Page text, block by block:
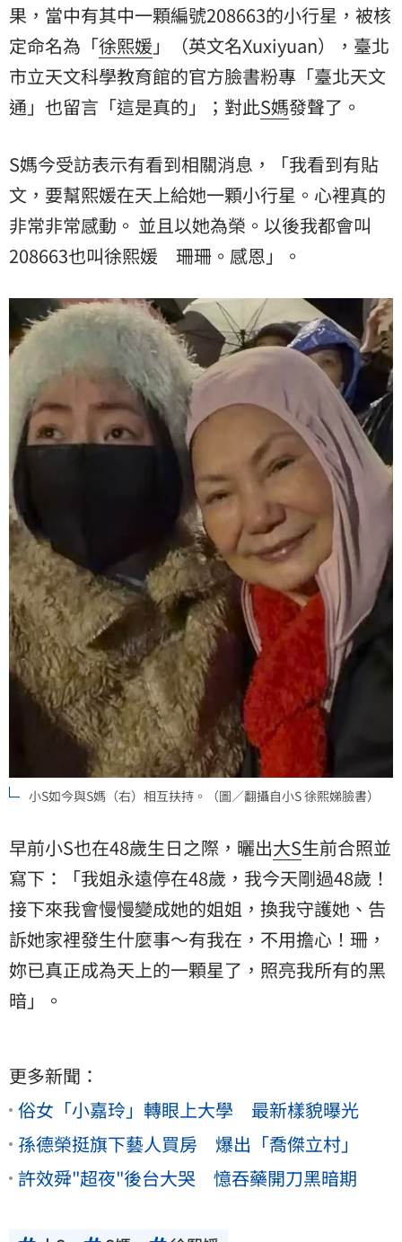
果，當中有其中一顆編號208663的小行星，被核
定命名為「徐熙媛 」（英文名Xuxiyuan），臺北
市立天文科學教育館的官方臉書粉專「臺北天文
通」也留言「這是真的」；對此S媽發聲了。
S媽今受訪表示有看到相關消息，「我看到有貼
文，要幫熙媛在天上給她一顆小行星。心裡真的
非常非常感動。 並且以她為榮。以後我都會叫
208663也叫徐熙媛 珊珊。感恩」。
小S如今與S媽（右）相互扶持。（圖／翻攝自小S 徐熙娣臉書）
早前小S也在48歲生日之際，曬出大S生前合照並
寫下：「我姐永遠停在48歲，我今天剛過48歲！
接下來我會慢慢變成她的姐姐，換我守護她、告
訴她家裡發生什麼事～有我在，不用擔心！珊，
妳已真正成為天上的一顆星了，照亮我所有的黑
暗」。
更多新聞：
俗女「小嘉玲」轉眼上大學 最新樣貌曝光
孫德榮挺旗下藝人買房 爆出「喬傑立村」
許效舜"超夜"後台大哭 憶吞藥開刀黑暗期